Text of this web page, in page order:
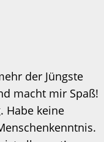
der Jüngste
macht mir Spaß!
Habe keine